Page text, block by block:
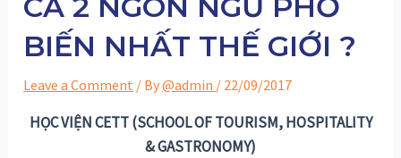
BIẾN NHẤT THẾ GIỚI ?
Leave a Comment / By@admin / 22/09/2017
HỌC VIỆN CETT(SCHOOL OF TOURISM, HOSPITALITY
& GASTRONOMY)